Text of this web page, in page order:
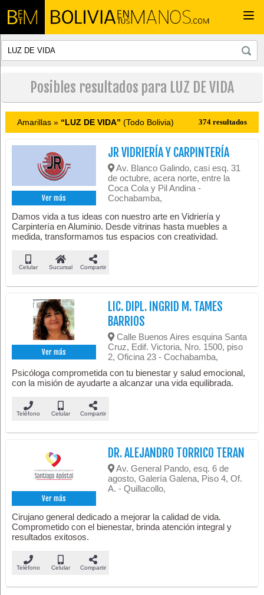
Posibles resultados para LUZ DE VIDA
Amarillas » “LUZ DE VIDA” (Todo Bolivia) 374 resultados
Ver más
JR VIDRIERÍA Y CARPINTERÍA
Av. Blanco Galindo, casi esq. 31
de octubre, acera norte, entre la
Coca Cola y Pil Andina -
Cochabamba,
Damos vida a tus ideas con nuestro arte en Vidriería y
Carpintería en Aluminio. Desde vitrinas hasta muebles a
medida, transformamos tus espacios con creatividad.
Celular Sucursal Compartir
Ver más
LIC. DIPL. INGRID M. TAMES
BARRIOS
Calle Buenos Aires esquina Santa
Cruz, Edif. Victoria, Nro. 1500, piso
2, Oficina 23 - Cochabamba,
Psicóloga comprometida con tu bienestar y salud emocional,
con la misión de ayudarte a alcanzar una vida equilibrada.
Teléfono Celular Compartir
Ver más
DR. ALEJANDRO TORRICO TERAN
Av. General Pando, esq. 6 de
agosto, Galería Galena, Piso 4, Of.
A. - Quillacollo,
Cirujano general dedicado a mejorar la calidad de vida.
Comprometido con el bienestar, brinda atención integral y
resultados exitosos.
Teléfono Celular Compartir